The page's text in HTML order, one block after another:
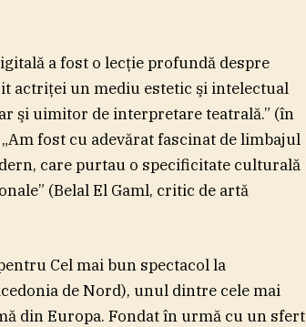
a fost o lecţie profundă despre
actriţei un mediu estetic şi intelectual
şi uimitor de interpretare teatrală.” (în
fost cu adevărat fascinat de limbajul
care purtau o specificitate culturală
(Belal El Gaml, critic de artă
Cel mai bun spectacol la
de Nord), unul dintre cele mai
din Europa. Fondat în urmă cu un sfert